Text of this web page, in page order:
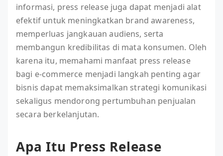
informasi, press release juga dapat menjadi alat
efektif untuk meningkatkan brand awareness,
memperluas jangkauan audiens, serta
membangun kredibilitas di mata konsumen. Oleh
karena itu, memahami manfaat press release
bagi e-commerce menjadi langkah penting agar
bisnis dapat memaksimalkan strategi komunikasi
sekaligus mendorong pertumbuhan penjualan
secara berkelanjutan.
Apa Itu Press Release